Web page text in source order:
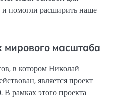
помогли расширить наше
мирового масштаба
в котором Николай
является проект
В рамках этого проекта